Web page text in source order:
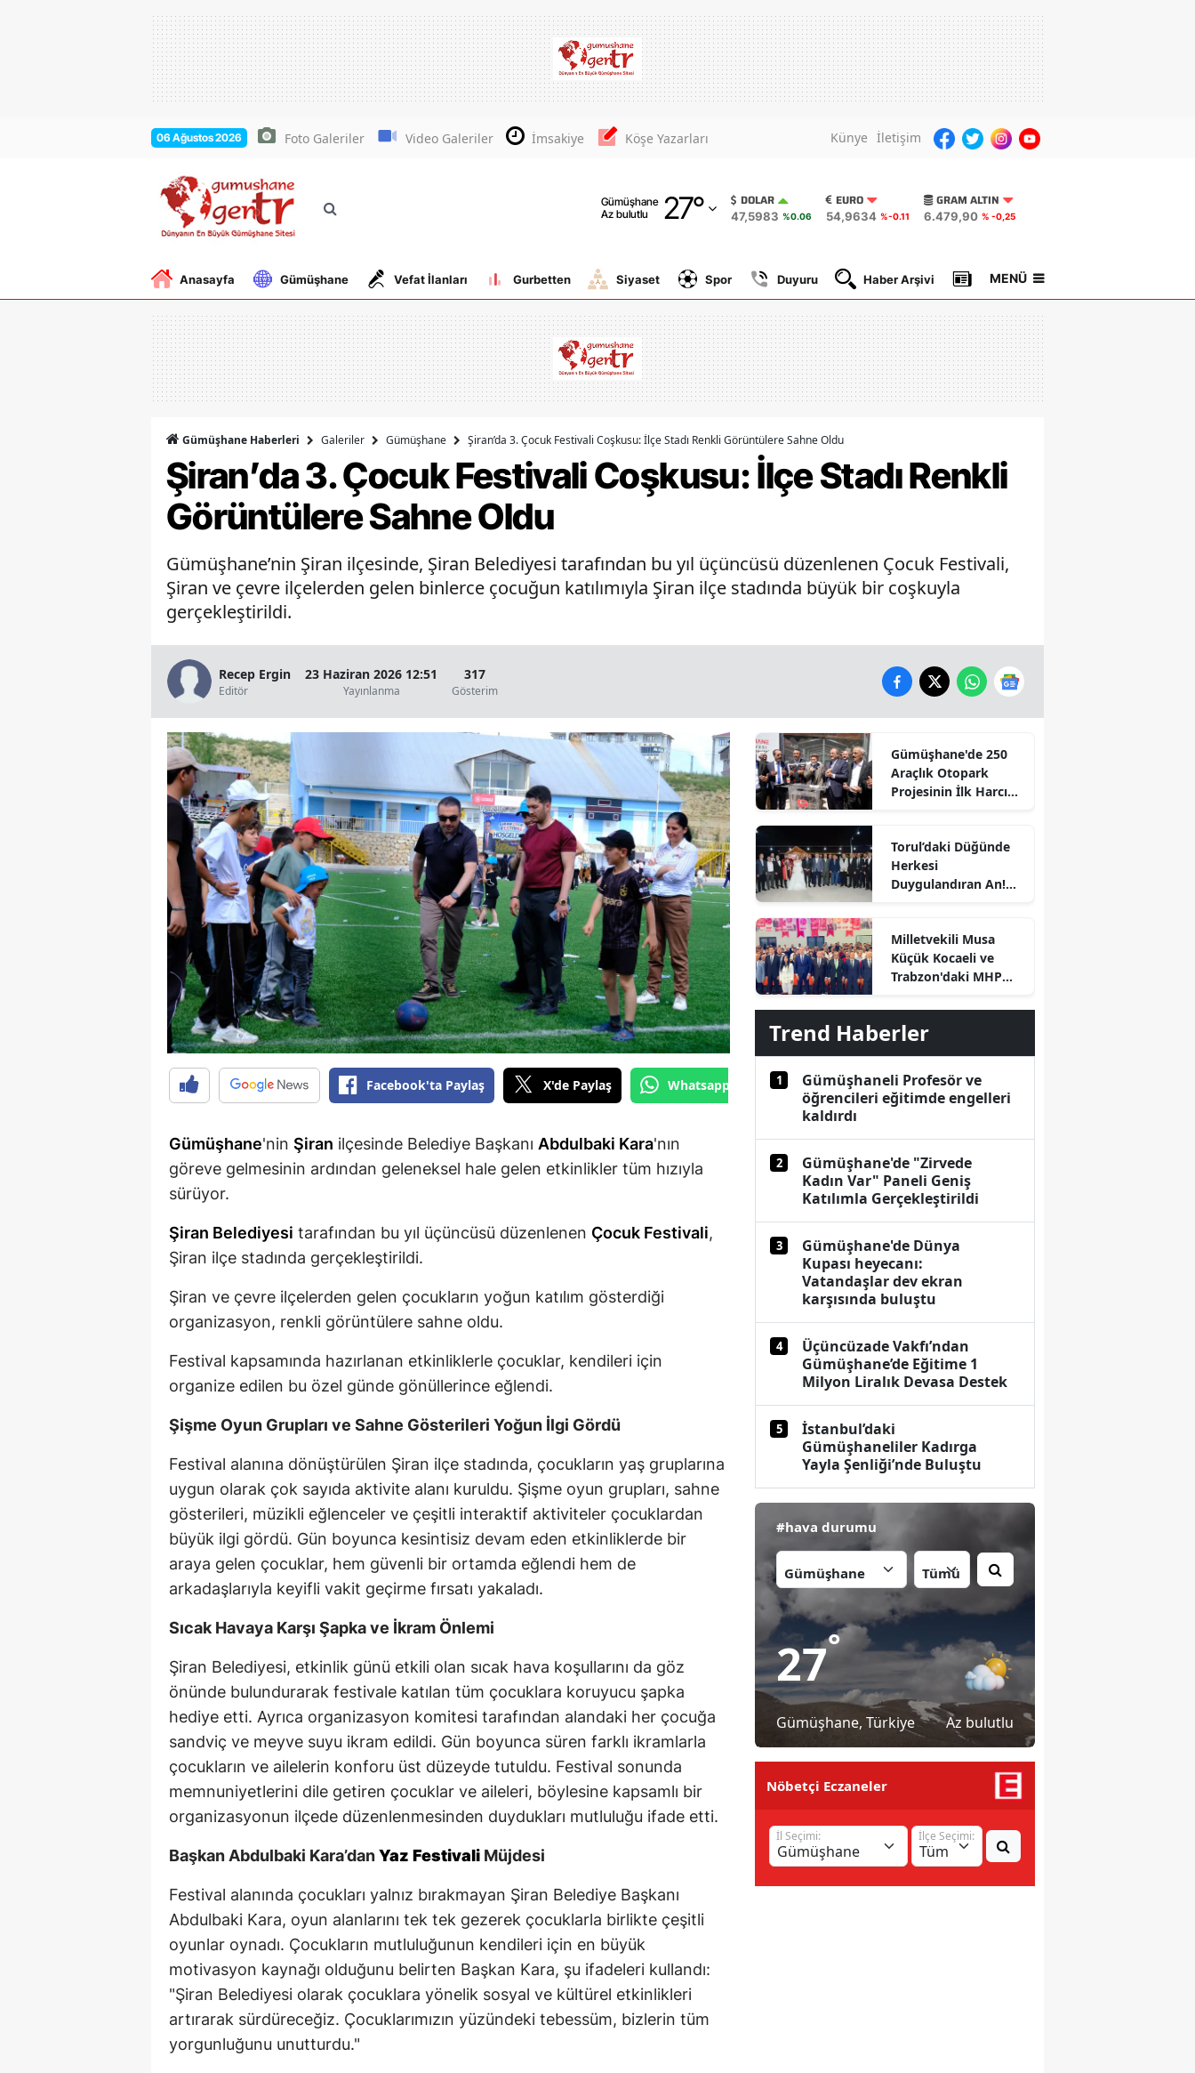
06 Ağustos 2026 Foto Galeriler Video Galeriler İmsakiye Köşe Yazarları Künye İletişim
Gümüşhane
Az bulutlu
27°
Adana
Adıyaman
Amasya
Antalya
Aydın
Balıkesir
Bitlis
Burdur
Bursa
Denizli
Diyarbakır
Edirne
Elazığ
Erzincan
Erzurum
Eskişehir
Gaziantep
Giresun
Gümüşhane
Hatay
İzmir
Kastamonu
Kırşehir
Kocaeli
Konya
Manisa
Kahramanmaraş
Mardin
Muğla
Muş
Ordu
Rize
Sakarya
Samsun
DOLAR
47,5983 %0.06
EURO
54,9634 %-0.11
GRAM ALTIN
6.479,90 % -0,25
Anasayfa Gümüşhane Vefat İlanları Gurbetten Siyaset Spor Duyuru Haber Arşivi Gazete Manşetleri
MENÜ
Gümüşhane Haberleri Galeriler Gümüşhane Şiran’da 3. Çocuk Festivali Coşkusu: İlçe Stadı Renkli Görüntülere Sahne Oldu
Şiran’da 3. Çocuk Festivali Coşkusu: İlçe Stadı Renkli
Görüntülere Sahne Oldu
Gümüşhane’nin Şiran ilçesinde, Şiran Belediyesi tarafından bu yıl üçüncüsü düzenlenen Çocuk Festivali,
Şiran ve çevre ilçelerden gelen binlerce çocuğun katılımıyla Şiran ilçe stadında büyük bir coşkuyla
gerçekleştirildi.
Recep Ergin
Editör
23 Haziran 2026 12:51
Yayınlanma
317
Gösterim
Facebook'ta Paylaş X'de Paylaş Whatsapp'tan Gönder
Gümüşhane'nin Şiran ilçesinde Belediye Başkanı Abdulbaki Kara'nın
göreve gelmesinin ardından geleneksel hale gelen etkinlikler tüm hızıyla
sürüyor.
Şiran Belediyesi tarafından bu yıl üçüncüsü düzenlenen Çocuk Festivali,
Şiran ilçe stadında gerçekleştirildi.
Şiran ve çevre ilçelerden gelen çocukların yoğun katılım gösterdiği
organizasyon, renkli görüntülere sahne oldu.
Festival kapsamında hazırlanan etkinliklerle çocuklar, kendileri için
organize edilen bu özel günde gönüllerince eğlendi.
Şişme Oyun Grupları ve Sahne Gösterileri Yoğun İlgi Gördü
Festival alanına dönüştürülen Şiran ilçe stadında, çocukların yaş gruplarına
uygun olarak çok sayıda aktivite alanı kuruldu. Şişme oyun grupları, sahne
gösterileri, müzikli eğlenceler ve çeşitli interaktif aktiviteler çocuklardan
büyük ilgi gördü. Gün boyunca kesintisiz devam eden etkinliklerde bir
araya gelen çocuklar, hem güvenli bir ortamda eğlendi hem de
arkadaşlarıyla keyifli vakit geçirme fırsatı yakaladı.
Sıcak Havaya Karşı Şapka ve İkram Önlemi
Şiran Belediyesi, etkinlik günü etkili olan sıcak hava koşullarını da göz
önünde bulundurarak festivale katılan tüm çocuklara koruyucu şapka
hediye etti. Ayrıca organizasyon komitesi tarafından alandaki her çocuğa
sandviç ve meyve suyu ikram edildi. Gün boyunca süren farklı ikramlarla
çocukların ve ailelerin konforu üst düzeyde tutuldu. Festival sonunda
memnuniyetlerini dile getiren çocuklar ve aileleri, böylesine kapsamlı bir
organizasyonun ilçede düzenlenmesinden duydukları mutluluğu ifade etti.
Başkan Abdulbaki Kara’danYaz Festivali Müjdesi
Festival alanında çocukları yalnız bırakmayan Şiran Belediye Başkanı
Abdulbaki Kara, oyun alanlarını tek tek gezerek çocuklarla birlikte çeşitli
oyunlar oynadı. Çocukların mutluluğunun kendileri için en büyük
motivasyon kaynağı olduğunu belirten Başkan Kara, şu ifadeleri kullandı:
"Şiran Belediyesi olarak çocuklara yönelik sosyal ve kültürel etkinlikleri
artırarak sürdüreceğiz. Çocuklarımızın yüzündeki tebessüm, bizlerin tüm
yorgunluğunu unutturdu."
Gümüşhane'de 250
Araçlık Otopark
Projesinin İlk Harcı
Torul’daki Düğünde
Herkesi
Duygulandıran An!
İçin Çıktı
Milletvekili Musa
Küçük Kocaeli ve
Trabzon'daki MHP
Divan Başkanlığı
Yaptı
Trend Haberler
1
Gümüşhaneli Profesör ve
öğrencileri eğitimde engelleri
kaldırdı
2
Gümüşhane'de "Zirvede
Kadın Var" Paneli Geniş
Katılımla Gerçekleştirildi
3
Gümüşhane'de Dünya
Kupası heyecanı:
Vatandaşlar dev ekran
karşısında buluştu
4
Üçüncüzade Vakfı’ndan
Gümüşhane’de Eğitime 1
Milyon Liralık Devasa Destek
5
İstanbul’daki
Gümüşhaneliler Kadırga
Yayla Şenliği’nde Buluştu
#hava durumu
27°
Gümüşhane, Türkiye Az bulutlu
Nöbetçi Eczaneler
İl Seçimi: İlçe Seçimi: